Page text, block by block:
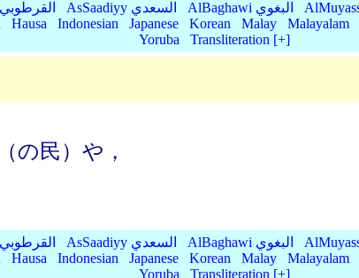
AlQurtubi القرطوبي AsSaadiyy السعدي AlBaghawi البغوي
Hausa Indonesian Japanese Korean Malay Malayalam
Yoruba
Transliteration [+]
の民）や，
AlQurtubi القرطوبي AsSaadiyy السعدي AlBaghawi البغوي
Hausa Indonesian Japanese Korean Malay Malayalam
Yoruba
Transliteration [+]